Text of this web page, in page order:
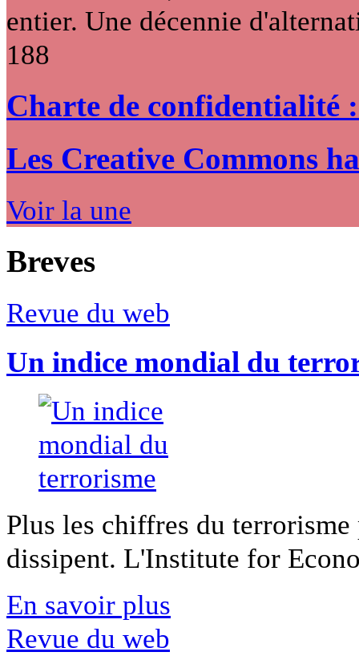
entier. Une décennie
188
Charte de confidentialité
Les Creative Commons
Voir la une
Breves
Revue du web
Un indice mondial du
Plus les chiffres du
dissipent. L'Institute for
En savoir plus
Revue du web